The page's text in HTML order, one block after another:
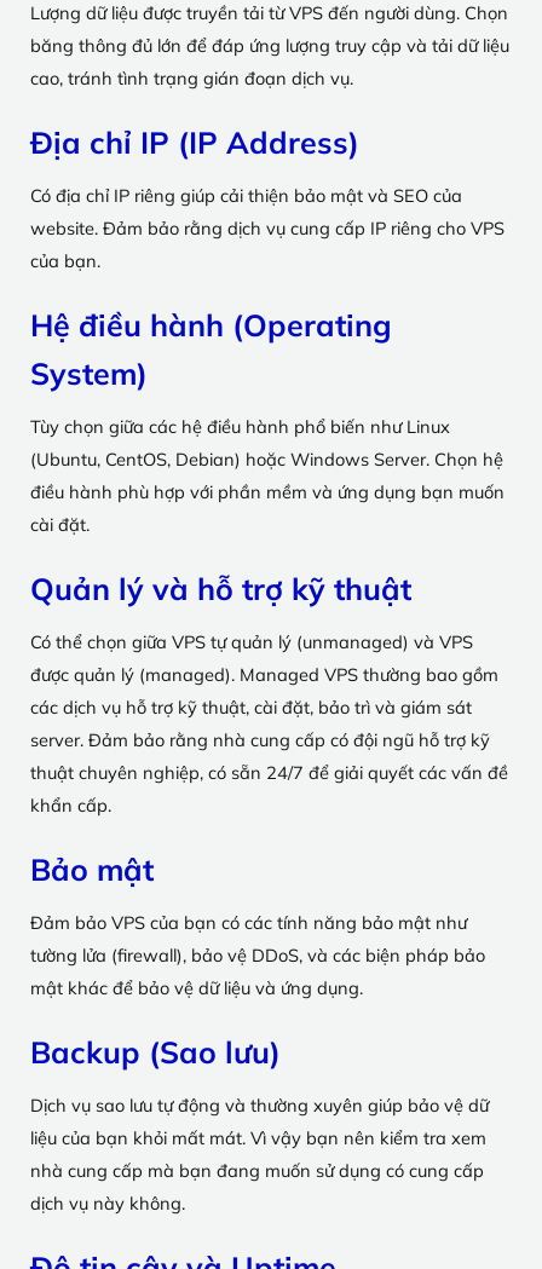
Lượng dữ liệu được truyền tải từ VPS đến người dùng. Chọn
băng thông đủ lớn để đáp ứng lượng truy cập và tải dữ liệu
cao, tránh tình trạng gián đoạn dịch vụ.
Địa chỉ IP (IP Address)
Có địa chỉ IP riêng giúp cải thiện bảo mật và SEO của
website. Đảm bảo rằng dịch vụ cung cấp IP riêng cho VPS
của bạn.
Hệ điều hành (Operating
System)
Tùy chọn giữa các hệ điều hành phổ biến như Linux
(Ubuntu, CentOS, Debian) hoặc Windows Server. Chọn hệ
điều hành phù hợp với phần mềm và ứng dụng bạn muốn
cài đặt.
Quản lý và hỗ trợ kỹ thuật
Có thể chọn giữa VPS tự quản lý (unmanaged) và VPS
được quản lý (managed). Managed VPS thường bao gồm
các dịch vụ hỗ trợ kỹ thuật, cài đặt, bảo trì và giám sát
server. Đảm bảo rằng nhà cung cấp có đội ngũ hỗ trợ kỹ
thuật chuyên nghiệp, có sẵn 24/7 để giải quyết các vấn đề
khẩn cấp.
Bảo mật
Đảm bảo VPS của bạn có các tính năng bảo mật như
tường lửa (firewall), bảo vệ DDoS, và các biện pháp bảo
mật khác để bảo vệ dữ liệu và ứng dụng.
Backup (Sao lưu)
Dịch vụ sao lưu tự động và thường xuyên giúp bảo vệ dữ
liệu của bạn khỏi mất mát. Vì vậy bạn nên kiểm tra xem
nhà cung cấp mà bạn đang muốn sử dụng có cung cấp
dịch vụ này không.